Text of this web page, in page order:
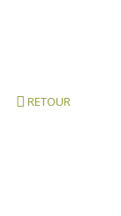
RETOUR